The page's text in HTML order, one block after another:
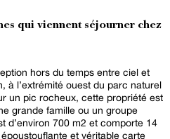
qui viennent séjourner chez
hors du temps entre ciel et
à l’extrémité ouest du parc naturel
un pic rocheux, cette propriété est
grande famille ou un groupe
d’environ 700 m2 et comporte 14
et véritable carte